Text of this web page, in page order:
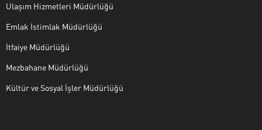
Ulaşım Hizmetleri Müdürlüğü
Emlak İstimlak Müdürlüğü
İtfaiye Müdürlüğü
Mezbahane Müdürlüğü
Kültür ve Sosyal İşler Müdürlüğü